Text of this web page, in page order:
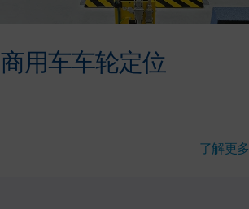
商用车车轮定位
了解更多